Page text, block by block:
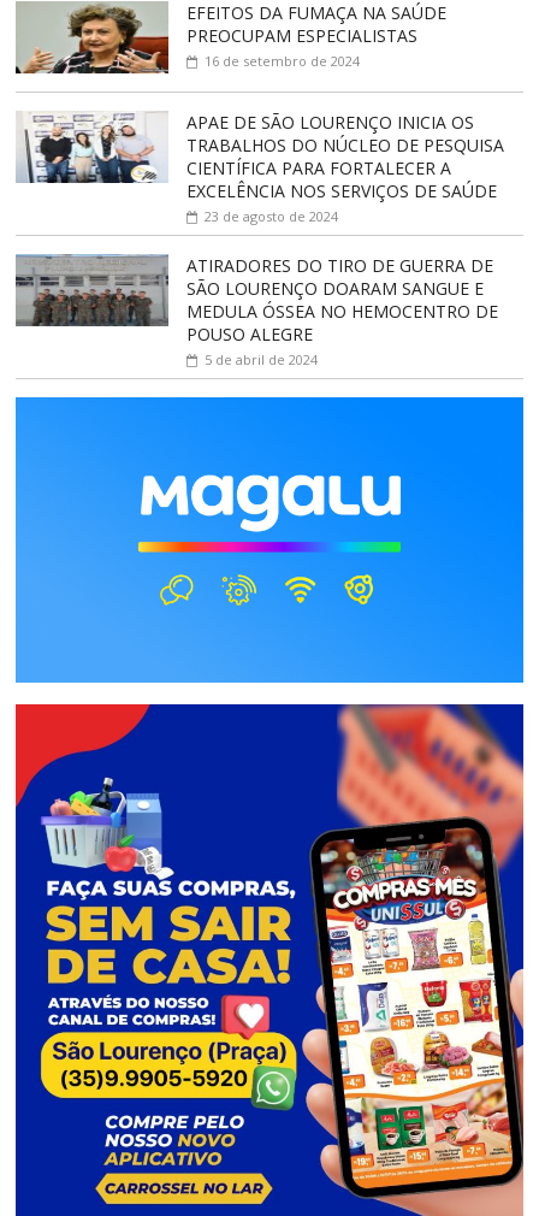
EFEITOS DA FUMAÇA NA SAÚDE
PREOCUPAM ESPECIALISTAS
16 de setembro de 2024
APAE DE SÃO LOURENÇO INICIA OS
TRABALHOS DO NÚCLEO DE PESQUISA
CIENTÍFICA PARA FORTALECER A
EXCELÊNCIA NOS SERVIÇOS DE SAÚDE
23 de agosto de 2024
ATIRADORES DO TIRO DE GUERRA DE
SÃO LOURENÇO DOARAM SANGUE E
MEDULA ÓSSEA NO HEMOCENTRO DE
POUSO ALEGRE
5 de abril de 2024